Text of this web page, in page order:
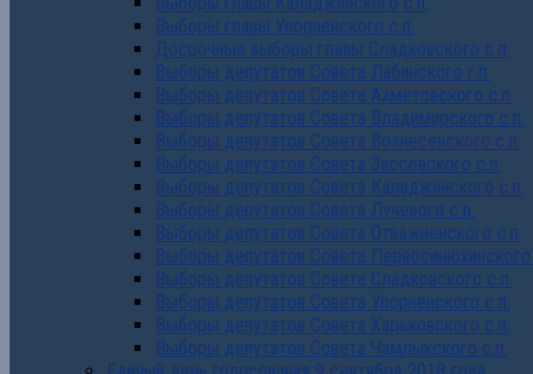
Выборы главы Упорненского с.п.
Досрочные выборы главы Сладковского с.п.
Выборы депутатов Совета Лабинского г.п.
Выборы депутатов Совета Ахметовского с.п.
Выборы депутатов Совета Владимирского с.п.
Выборы депутатов Совета Вознесенского с.п.
Выборы депутатов Совета Зассовского с.п.
Выборы депутатов Совета Каладжинского с.п.
Выборы депутатов Совета Лучевого с.п.
Выборы депутатов Совета Отважненского с.п.
Выборы депутатов Совета Первосинюхинского
Выборы депутатов Совета Сладковского с.п.
Выборы депутатов Совета Упорненского с.п.
Выборы депутатов Совета Харьковского с.п.
Выборы депутатов Совета Чамлыкского с.п.